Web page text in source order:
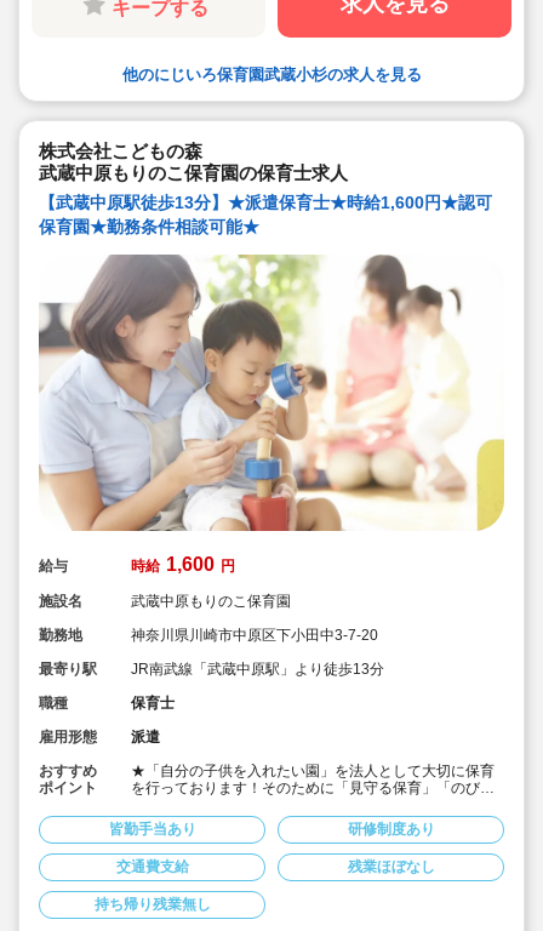
キープする
他のにじいろ保育園武蔵小杉の求人を見る
株式会社こどもの森
武蔵中原もりのこ保育園の保育士求人
【武蔵中原駅徒歩13分】★派遣保育士★時給1,600円★認可
保育園★勤務条件相談可能★
給与 時給 1,600 円
施設名
武蔵中原もりのこ保育園
勤務地
神奈川県川崎市中原区下小田中3-7-20
最寄り駅
JR南武線「武蔵中原駅」より徒歩13分
職種
保育士
雇用形態
派遣
おすすめ
ポイント
★「自分の子供を入れたい園」を法人として大切に保育
を行っております！そのために「見守る保育」「のびの
す♪
★保育士専任のコンサルタントがあなたの派遣就業を安
心サポートいたします
★武蔵中原駅より徒歩13分の定員90名の認可保育園！
★時給1,600円の求人です！
★勤務条件等相談可能です！
皆勤手当あり 研修制度あり
交通費支給 残業ほぼなし
持ち帰り残業無し